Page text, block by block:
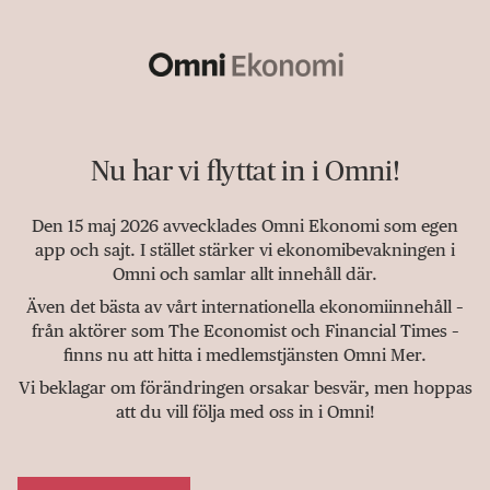
Nu har vi flyttat in i Omni!
Den 15 maj 2026 avvecklades Omni Ekonomi som egen
app och sajt. I stället stärker vi ekonomibevakningen i
Omni och samlar allt innehåll där.
Även det bästa av vårt internationella ekonomiinnehåll –
från aktörer som The Economist och Financial Times –
finns nu att hitta i medlemstjänsten Omni Mer.
Vi beklagar om förändringen orsakar besvär, men hoppas
att du vill följa med oss in i Omni!